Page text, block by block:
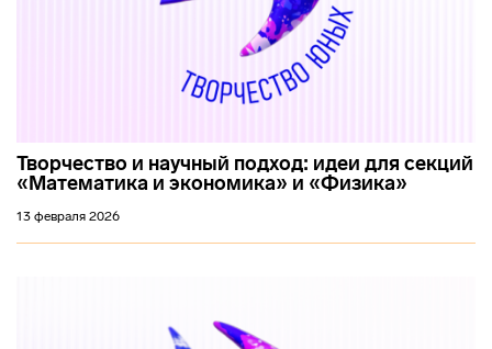
Творчество и научный подход: идеи для секций
«Математика и экономика» и «Физика»
13 февраля 2026